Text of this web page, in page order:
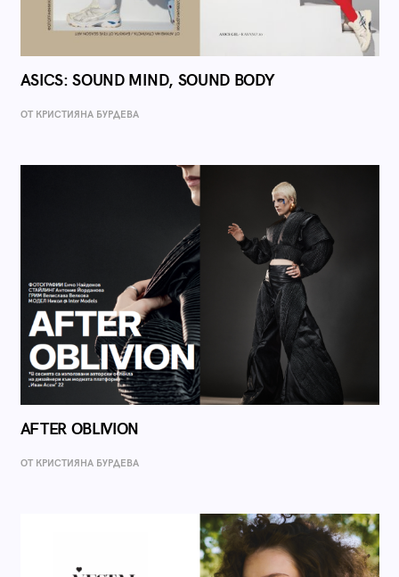
ASICS: SOUND MIND, SOUND BODY
ОТ КРИСТИЯНА БУРДЕВА
AFTER OBLIVION
ОТ КРИСТИЯНА БУРДЕВА